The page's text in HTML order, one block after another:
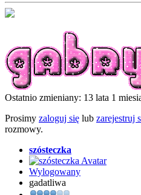
Ostatnio zmieniany: 13 lata 1
Prosimy zaloguj się lub zarejestruj
rozmowy.
szósteczka
Wylogowany
gadatliwa